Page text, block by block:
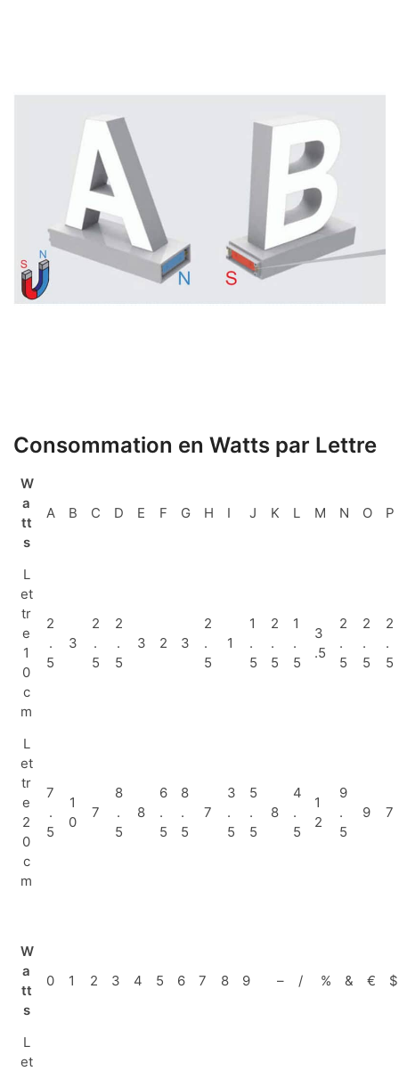
Consommation en Watts par Lettre
W
a
tt
s
A B C D E F G H I J K L M N O P
L
et
tr
e
1
0
c
m
2
.
5
3
2
.
5
2
.
5
3 2 3
2
.
5
1
1
.
5
2
.
5
1
.
5
3
.5
2
.
5
2
.
5
2
.
5
L
et
tr
e
2
0
c
m
7
.
5
1
0
7
8
.
5
8
6
.
5
8
.
5
7
3
.
5
5
.
5
8
4
.
5
1
2
9
.
5
9 7
W
a
tt
s
0 1 2 3 4 5 6 7 8 9 – / % & € $
L
et